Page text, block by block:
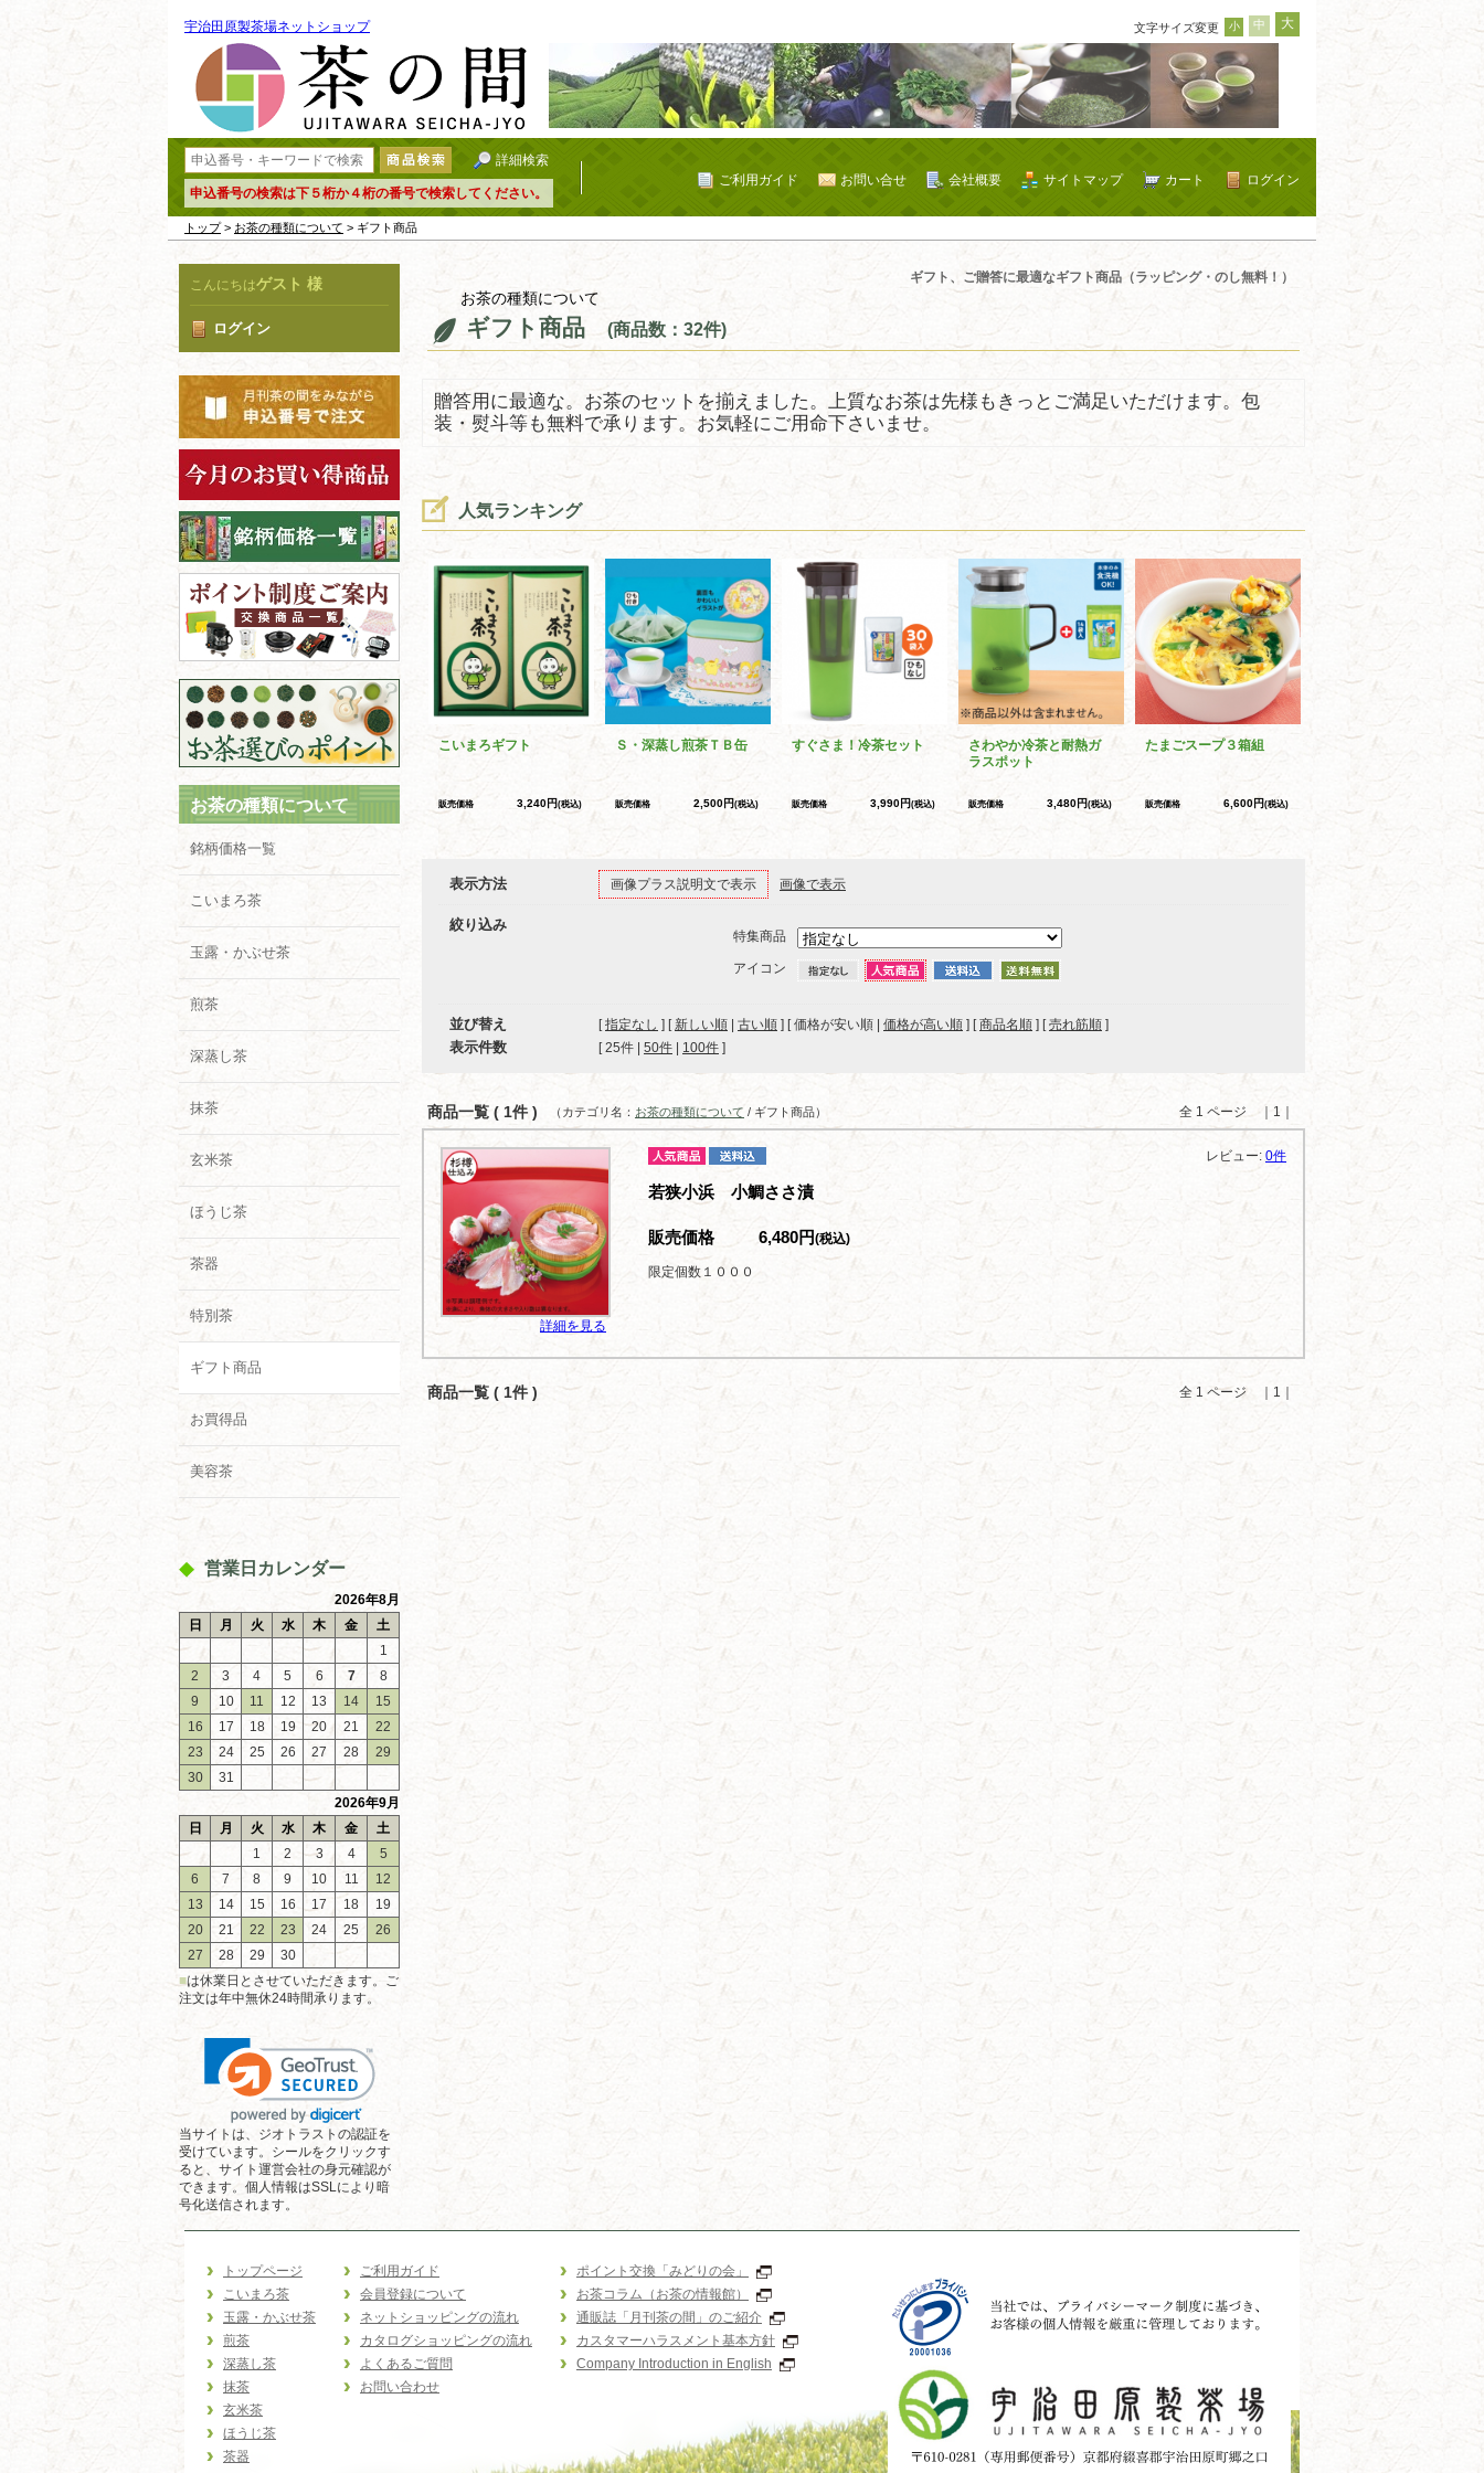
宇治田原製茶場ネットショップ 文字サイズ変更 小 中 大
詳細検索
申込番号の検索は下５桁か４桁の番号で検索してください。
ログイン
カート
サイトマップ
会社概要
お問い合せ
ご利用ガイド
トップ> お茶の種類について > ギフト商品
こんにちはゲスト 様
ログイン
お茶の種類について
銘柄価格一覧
こいまろ茶
玉露・かぶせ茶
煎茶
深蒸し茶
抹茶
玄米茶
ほうじ茶
茶器
特別茶
ギフト商品
お買得品
美容茶
営業日カレンダー
2026年8月
日
月 火 水 木 金
土
1
2
3 4 5 6 7
8
9
10 11 12 13 14
15
16
17 18 19 20 21
22
23
24 25 26 27 28
29
30
31
2026年9月
日
月 火 水 木 金
土
1
2 3 4
5
6
7 8 9 10 11
12
13
14 15 16 17 18
19
20
21 22 23 24 25
26
27
28 29
30
■は休業日とさせていただきます。ご
注文は年中無休24時間承ります。
当サイトは、ジオトラストの認証を
受けています。シールをクリックす
ると、サイト運営会社の身元確認が
できます。個人情報はSSLにより暗
号化送信されます。
ギフト、ご贈答に最適なギフト商品（ラッピング・のし無料！）
お茶の種類について
ギフト商品 (商品数：32件)
贈答用に最適な。お茶のセットを揃えました。上質なお茶は先様もきっとご満足いただけます。包
装・熨斗等も無料で承ります。お気軽にご用命下さいませ。
人気ランキング
こいまろギフト
販売価格 3,240円(税込)
Ｓ・深蒸し煎茶ＴＢ缶
販売価格 2,500円(税込)
すぐさま！冷茶セット
販売価格 3,990円(税込)
さわやか冷茶と耐熱ガ
ラスポット
販売価格 3,480円(税込)
たまごスープ３箱組
販売価格 6,600円(税込)
表示方法 画像プラス説明文で表示 画像で表示
絞り込み
特集商品
アイコン
並び替え [指定なし ] [ 新しい順 古い順 ] [ 価格が安い順 | 価格が高い順 ] [商品名順 ] [売れ筋順 ]
表示件数 [ 25件 50件 100件 ]
商品一覧 ( 1件 ) 全 1 ページ ｜1｜
（カテゴリ名： お茶の種類について / ギフト商品）
詳細を見る
レビュー: 0件
若狭小浜 小鯛ささ漬
販売価格 6,480円(税込)
限定個数１０００
商品一覧 ( 1件 ) 全 1 ページ ｜1｜
トップページ
こいまろ茶
玉露・かぶせ茶
煎茶
深蒸し茶
抹茶
玄米茶
ほうじ茶
茶器
ご利用ガイド
会員登録について
ネットショッピングの流れ
カタログショッピングの流れ
よくあるご質問
お問い合わせ
ポイント交換「みどりの会」
お茶コラム（お茶の情報館）
通販誌「月刊茶の間」のご紹介
カスタマーハラスメント基本方針
Company Introduction in English